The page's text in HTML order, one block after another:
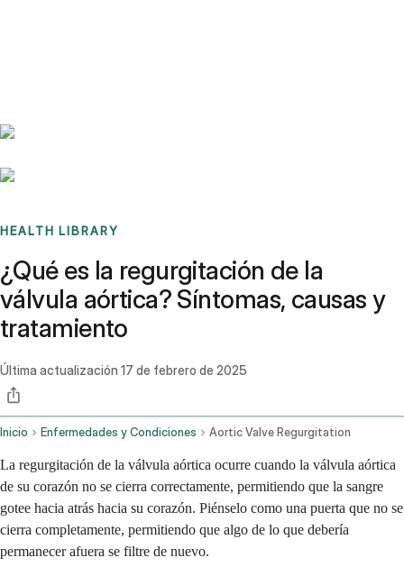
HEALTH LIBRARY
¿Qué es la regurgitación de la
válvula aórtica? Síntomas, causas y
tratamiento
Última actualización 17 de febrero de 2025
Inicio Enfermedades y Condiciones Aortic Valve Regurgitation
La regurgitación de la válvula aórtica ocurre cuando la válvula aórtica
de su corazón no se cierra correctamente, permitiendo que la sangre
gotee hacia atrás hacia su corazón. Piénselo como una puerta que no se
cierra completamente, permitiendo que algo de lo que debería
permanecer afuera se filtre de nuevo.